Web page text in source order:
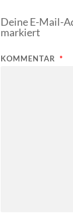
Deine E-Mail-
markiert
KOMMENTAR *